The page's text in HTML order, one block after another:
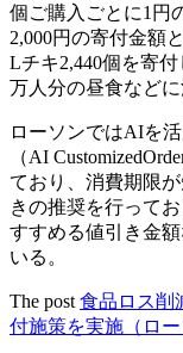
個ご購入ごとに1円
2,000円の寄付金額
Lチキ2,440個を寄
万人分の昼食などに
ローソンではAIを
（AI
ており、消費期限
きの推奨を行って
すすめる値引き金
いる。
The post 食品ロス削
付施策を実施（ロー